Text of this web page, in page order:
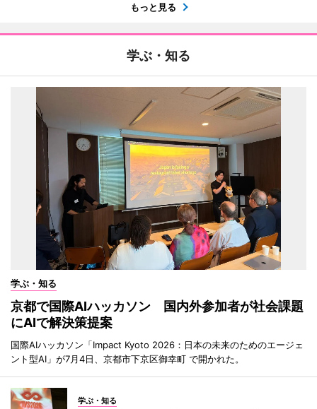
もっと見る
学ぶ・知る
学ぶ・知る
京都で国際AIハッカソン 国内外参加者が社会課題
にAIで解決策提案
国際AIハッカソン「Impact Kyoto 2026：日本の未来のためのエージェ
ント型AI」が7月4日、京都市下京区御幸町 で開かれた。
学ぶ・知る